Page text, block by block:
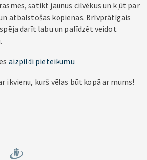
satikt jaunus cilvēkus un kļūt par
atbalstošas kopienas. Brīvprātīgais
darīt labu un palīdzēt veidot
aizpildi pieteikumu
ikvienu, kurš vēlas būt kopā ar mums!